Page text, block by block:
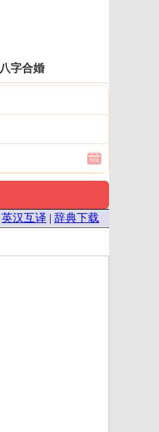
八字合婚
英汉互译 | 辞典下载